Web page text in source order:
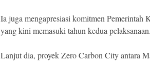
Ia juga mengapresiasi komitmen Pemerintah
yang kini memasuki tahun kedua pelaksanaan.
Lanjut dia, proyek Zero Carbon City antara